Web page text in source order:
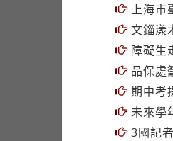
上海市
文錙漾
障礙生
品保處
期中考
未來學
3國記